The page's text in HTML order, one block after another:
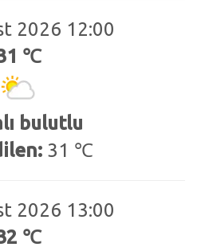
2026 12:00
℃
bulutlu
31 ℃
2026 13:00
℃